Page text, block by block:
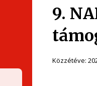
9.
Közzétéve: